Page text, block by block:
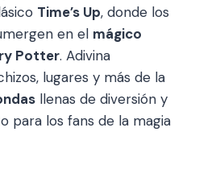
Time’s Up, donde los
en el mágico
Potter. Adivina
lugares y más de la
llenas de diversión y
para los fans de la magia